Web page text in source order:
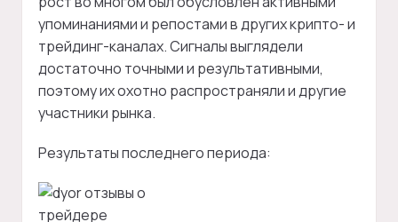
упоминаниями и репостами в других крипто- и
трейдинг-каналах. Сигналы выглядели
достаточно точными и результативными,
поэтому их охотно распространяли и другие
участники рынка.
Результаты последнего периода: